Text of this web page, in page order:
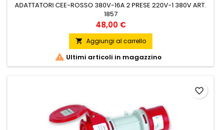
ADATTATORI CEE-ROSSO 380V-16A 2 PRESE 220V-1 380V ART.
1857
Prezzo
48,00 €
 Aggiungi al carrello
 Ultimi articoli in magazzino
favorite_border